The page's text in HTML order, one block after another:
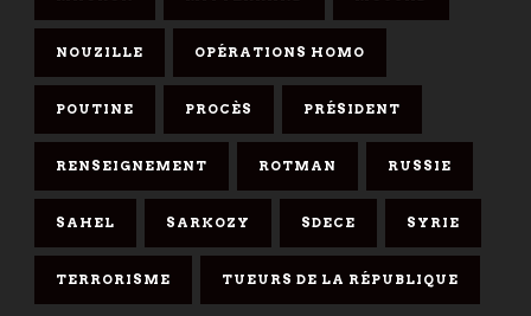
NOUZILLE OPÉRATIONS HOMO
POUTINE PROCÈS PRÉSIDENT
RENSEIGNEMENT ROTMAN RUSSIE
SAHEL SARKOZY SDECE SYRIE
TERRORISME TUEURS DE LA RÉPUBLIQUE